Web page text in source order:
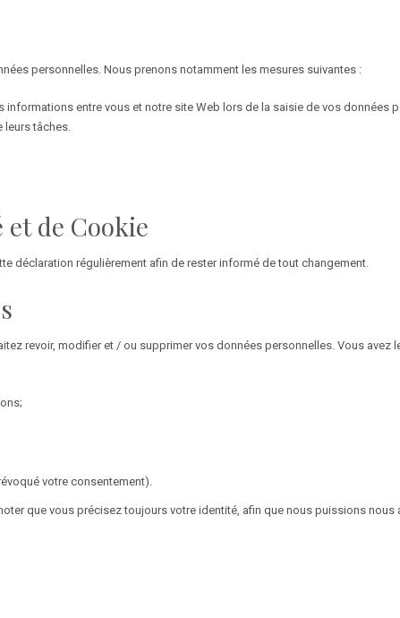
personnelles. Nous prenons notamment les mesures suivantes :
entre vous et notre site Web lors de la saisie de vos données
leurs tâches.
de Cookie
déclaration régulièrement afin de rester informé de tout changement.
revoir, modifier et / ou supprimer vos données personnelles. Vous avez
votre consentement).
que vous précisez toujours votre identité, afin que nous puissions